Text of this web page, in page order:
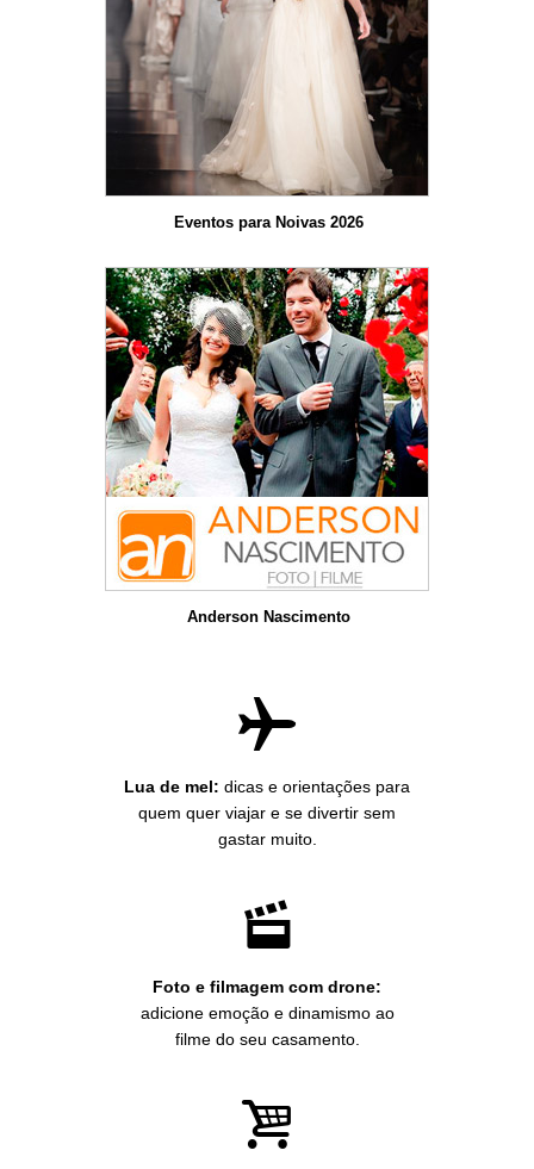
Eventos para Noivas 2026
Anderson Nascimento
Lua de mel: dicas e orientações para
quem quer viajar e se divertir sem
gastar muito.
Foto e filmagem com drone:
adicione emoção e dinamismo ao
filme do seu casamento.